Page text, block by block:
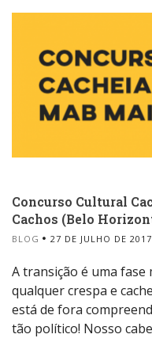
Concurso Cultural
Cachos (Belo
BLOG 27 DE JULHO DE 2017
A transição é uma
qualquer crespa e
está de fora
tão político! Nosso